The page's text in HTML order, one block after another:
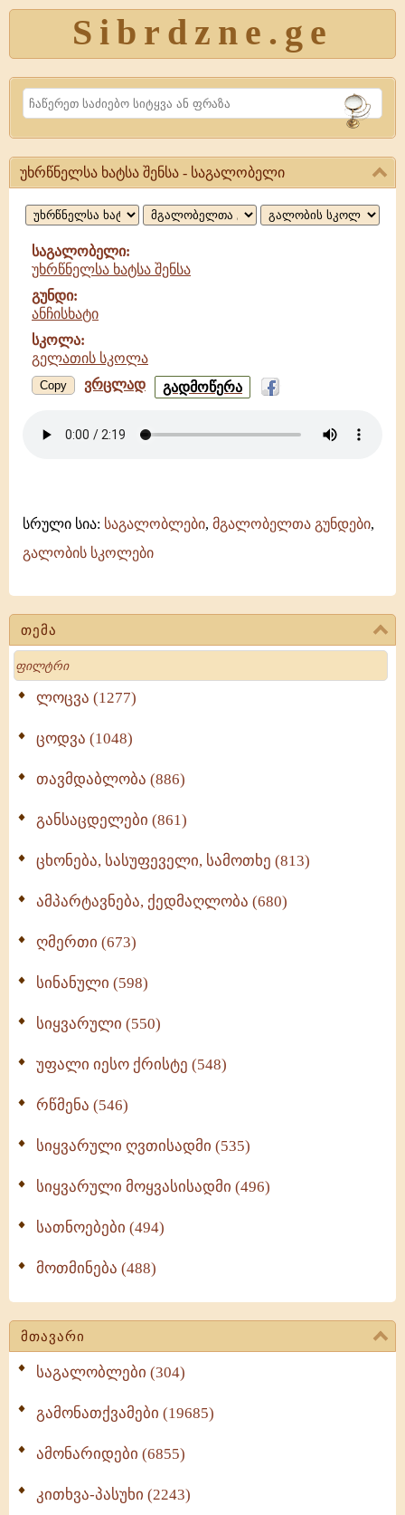
Sibrdzne.ge
Search
თემა
Search
ლოცვა (1277)
ცოდვა (1048)
თავმდაბლობა (886)
განსაცდელები (861)
ცხონება, სასუფეველი, სამოთხე (813)
ამპარტავნება, ქედმაღლობა (680)
ღმერთი (673)
სინანული (598)
სიყვარული (550)
უფალი იესო ქრისტე (548)
რწმენა (546)
სიყვარული ღვთისადმი (535)
სიყვარული მოყვასისადმი (496)
სათნოებები (494)
მოთმინება (488)
მთავარი
საგალობლები (304)
გამონათქვამები (19685)
ამონარიდები (6855)
კითხვა-პასუხი (2243)
უხრწნელსა
ხატსა
შენსა,
საგალობელი
უხრწნელსა ხატსა შენსა - საგალობელი
საგალობელი:
უხრწნელსა ხატსა შენსა
გუნდი:
ანჩისხატი
სკოლა:
გელათის სკოლა
Copy ვრცლად უხრწნელსა
ხატსა
-
გადმოწერა
სრული სია: საგალობლები, მგალობელთა გუნდები,
გალობის სკოლები